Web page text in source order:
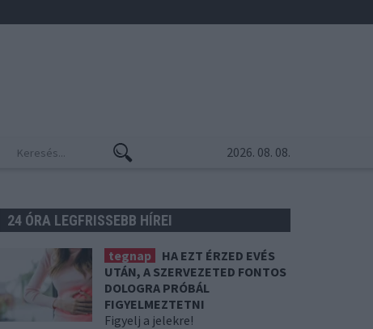
2026. 08. 08.
24 ÓRA LEGFRISSEBB HÍREI
tegnap
HA EZT ÉRZED EVÉS
UTÁN, A SZERVEZETED FONTOS
DOLOGRA PRÓBÁL
FIGYELMEZTETNI
Figyelj a jelekre!